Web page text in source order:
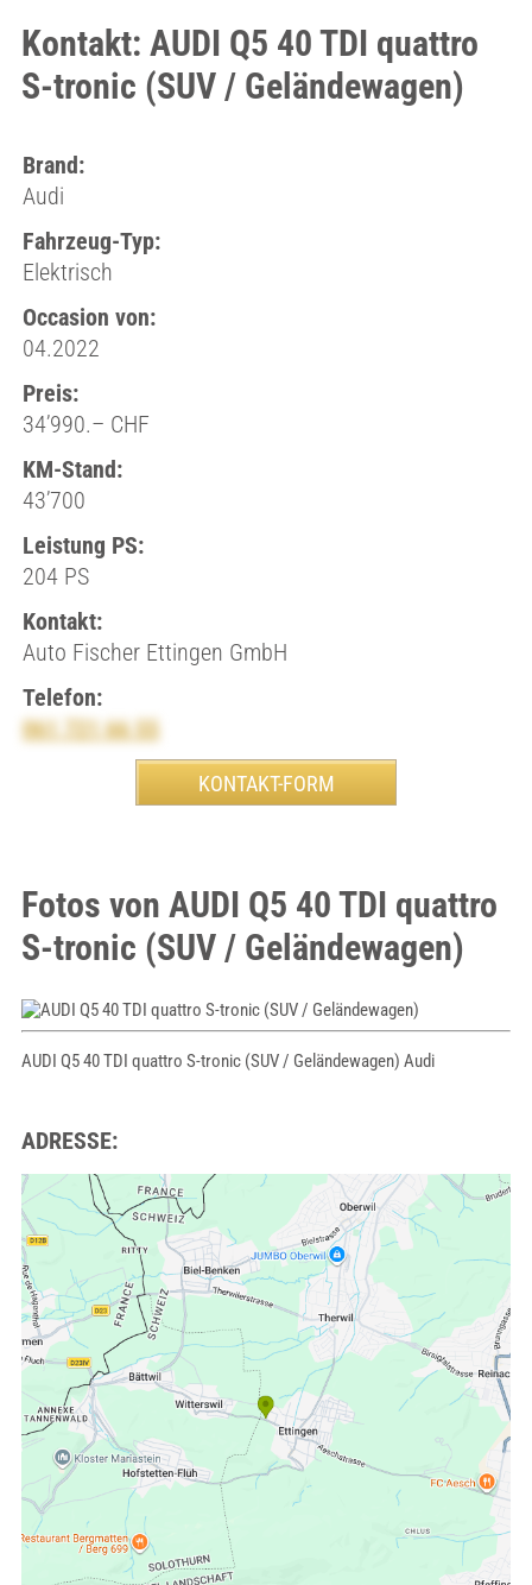
Kontakt: AUDI Q5 40 TDI quattro
S-tronic (SUV / Geländewagen)
Brand:
Audi
Fahrzeug-Typ:
Elektrisch
Occasion von:
04.2022
Preis:
34’990.– CHF
KM-Stand:
43’700
Leistung PS:
204 PS
Kontakt:
Auto Fischer Ettingen GmbH
Telefon:
061 721 66 55
Fotos von AUDI Q5 40 TDI quattro
S-tronic (SUV / Geländewagen)
AUDI Q5 40 TDI quattro S-tronic (SUV / Geländewagen) Audi
ADRESSE: